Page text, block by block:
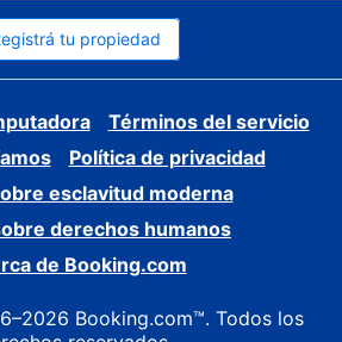
tu propiedad
Términos del servicio
Política de privacidad
esclavitud moderna
derechos humanos
de Booking.com
Booking.com™. Todos los